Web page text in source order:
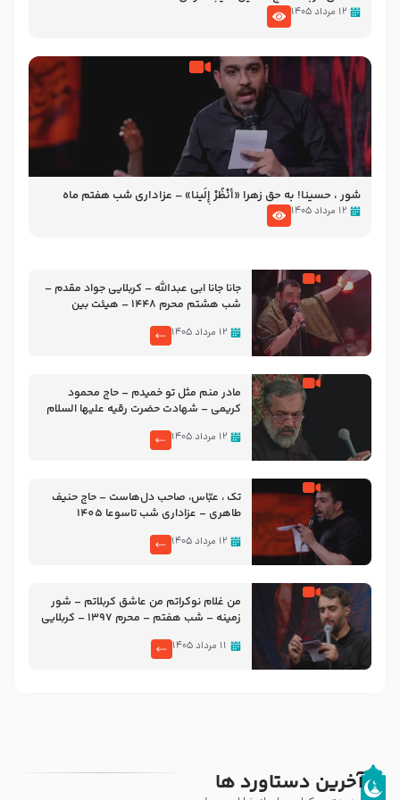
۱۲ مرداد ۱۴۰۵
شور ، حسینا! به‌ حق زهرا «أُنْظُرْ إِلَینا» – عزاداری شب هفتم ماه
محرّم 1405
۱۲ مرداد ۱۴۰۵
جانا جانا ابی عبدالله – کربلایی جواد مقدم –
شب هشتم محرم 1448 – هیئت بین
۱۲ مرداد ۱۴۰۵
مادر منم مثل تو خمیدم – حاج محمود
کریمی – شهادت حضرت رقیه علیها السلام
۱۲ مرداد ۱۴۰۵
تک ، عبّاس، صاحب دل‌هاست – حاج حنیف
طاهری – عزاداری شب تاسوعا 1405
۱۲ مرداد ۱۴۰۵
من غلام نوکراتم من عاشق کربلاتم – شور
زمینه – شب هفتم – محرم 1397 – کربلایی
۱۱ مرداد ۱۴۰۵
آخرین دستاورد ها